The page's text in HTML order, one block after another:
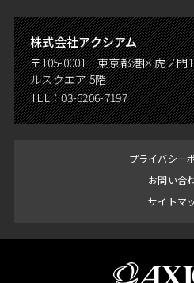
株式会社アクシアム
〒105-0001 東京都港区虎ノ門
ルスクエア 5階
TEL：03-6206-7197
プライバシー
お問い合
サイトマ